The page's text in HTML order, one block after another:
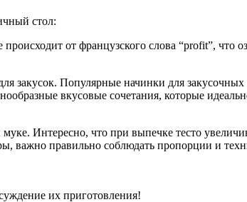
стол:
от французского слова “profit”, что
закусок. Популярные начинки для
вкусовые сочетания, которые
Интересно, что при выпечке тесто
важно правильно соблюдать пропорции и
их приготовления!